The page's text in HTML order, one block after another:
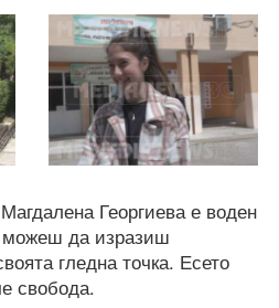
Георгиева е воден
можеш да изразиш
гледна точка. Есето
свобода.